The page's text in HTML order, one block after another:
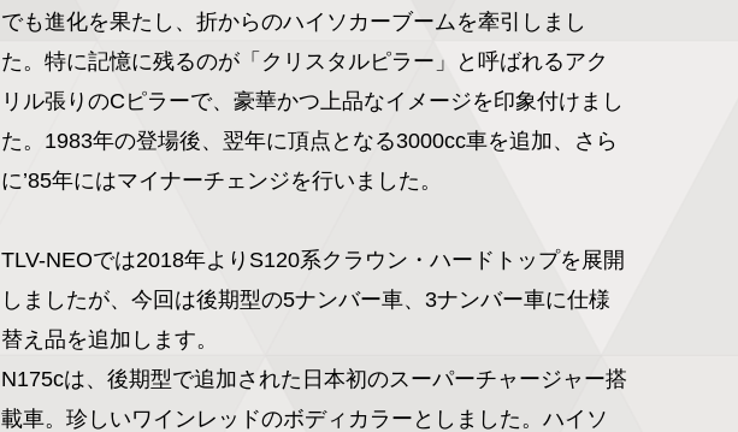
でも進化を果たし、折からのハイソカーブームを牽引しまし
た。特に記憶に残るのが「クリスタルピラー」と呼ばれるアク
リル張りのCピラーで、豪華かつ上品なイメージを印象付けまし
た。1983年の登場後、翌年に頂点となる3000cc車を追加、さら
に’85年にはマイナーチェンジを行いました。
TLV-NEOでは2018年よりS120系クラウン・ハードトップを展開
しましたが、今回は後期型の5ナンバー車、3ナンバー車に仕様
替え品を追加します。
N175cは、後期型で追加された日本初のスーパーチャージャー搭
載車。珍しいワインレッドのボディカラーとしました。ハイソ